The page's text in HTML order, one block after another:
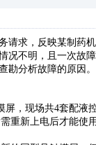
请求，反映某制药
况不明，且一次故
勘分析故障的原因。
，现场共4套配液
重新上电后才能